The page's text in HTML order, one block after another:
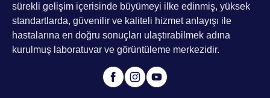
sürekli gelişim içerisinde büyümeyi ilke edinmiş, yüksek
standartlarda, güvenilir ve kaliteli hizmet anlayışı ile
hastalarına en doğru sonuçları ulaştırabilmek adına
kurulmuş laboratuvar ve görüntüleme merkezidir.